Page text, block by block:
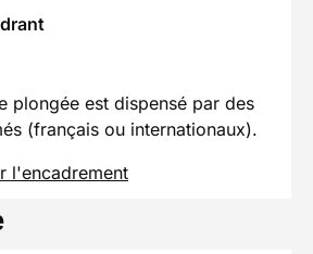
plongée est dispensé par des
(français ou internationaux).
l'encadrement